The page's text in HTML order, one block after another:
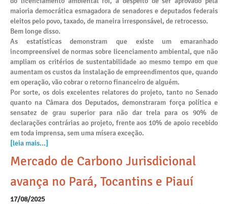
maioria democrática esmagadora de senadores e deputados federais
eleitos pelo povo, taxado, de maneira irresponsável, de retrocesso.
Bem longe disso.
As estatísticas demonstram que existe um emaranhado
incompreensível de normas sobre licenciamento ambiental, que não
ampliam os critérios de sustentabilidade ao mesmo tempo em que
aumentam os custos da instalação de empreendimentos que, quando
em operação, vão cobrar o retorno financeiro de alguém.
Por sorte, os dois excelentes relatores do projeto, tanto no Senado
quanto na Câmara dos Deputados, demonstraram força política e
sensatez de grau superior para não dar trela para os 90% de
declarações contrárias ao projeto, frente aos 10% de apoio recebido
em toda imprensa, sem uma mísera exceção.
[leia mais...]
Mercado de Carbono Jurisdicional
avança no Pará, Tocantins e Piauí
17/08/2025